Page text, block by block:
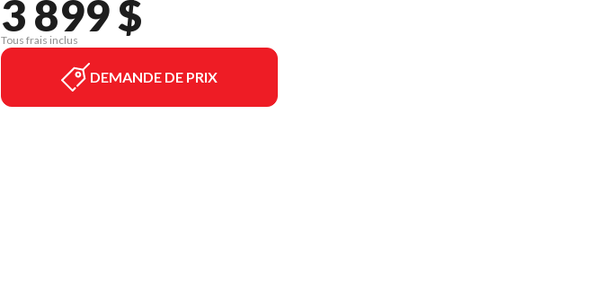
3 899 $
Tous frais inclus
DEMANDE DE PRIX